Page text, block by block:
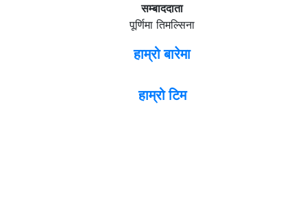
सम्बाददाता
पूर्णिमा तिमल्सिना
हाम्रो बारेमा
हाम्रो टिम